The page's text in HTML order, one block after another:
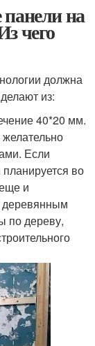
на
чего
должна
из:
40*20 мм.
Если
во
и
деревянным
по дереву,